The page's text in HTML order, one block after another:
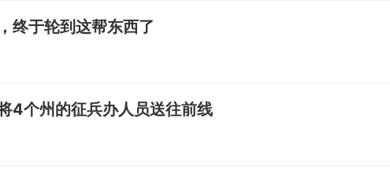
终于轮到这帮东西了
4个州的征兵办人员送往前线